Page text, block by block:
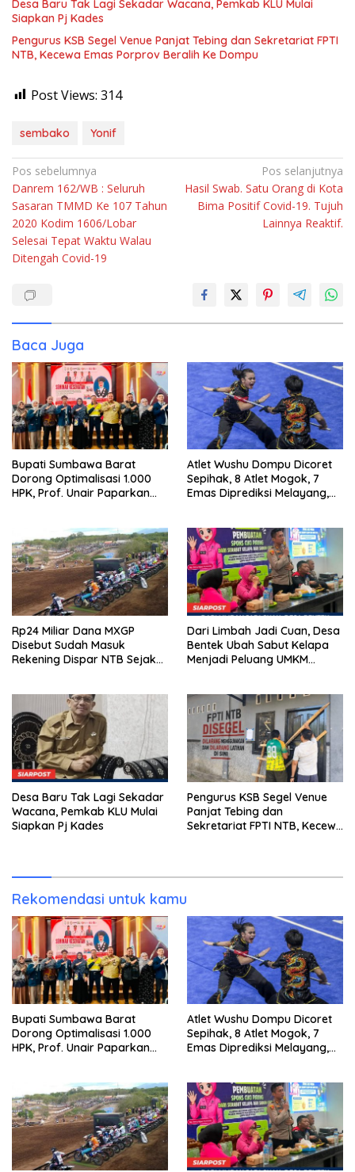
Desa Baru Tak Lagi Sekadar Wacana, Pemkab KLU Mulai
Siapkan Pj Kades
Pengurus KSB Segel Venue Panjat Tebing dan Sekretariat FPTI
NTB, Kecewa Emas Porprov Beralih Ke Dompu
Post Views: 314
sembako Yonif
Navigasi
pos
Pos sebelumnya
Danrem 162/WB : Seluruh
Sasaran TMMD Ke 107 Tahun
2020 Kodim 1606/Lobar
Selesai Tepat Waktu Walau
Ditengah Covid-19
Pos selanjutnya
Hasil Swab. Satu Orang di Kota
Bima Positif Covid-19. Tujuh
Lainnya Reaktif.
Baca Juga
Bupati Sumbawa Barat
Dorong Optimalisasi 1.000
HPK, Prof. Unair Paparkan
Atlet Wushu Dompu Dicoret
Sepihak, 8 Atlet Mogok, 7
Emas Diprediksi Melayang,
Rp24 Miliar Dana MXGP
Disebut Sudah Masuk
Rekening Dispar NTB Sejak
Dari Limbah Jadi Cuan, Desa
Bentek Ubah Sabut Kelapa
Menjadi Peluang UMKM
Desa Baru Tak Lagi Sekadar
Wacana, Pemkab KLU Mulai
Siapkan Pj Kades
Pengurus KSB Segel Venue
Panjat Tebing dan
Sekretariat FPTI NTB, Kecewa
Rekomendasi untuk kamu
Bupati Sumbawa Barat
Dorong Optimalisasi 1.000
HPK, Prof. Unair Paparkan
Atlet Wushu Dompu Dicoret
Sepihak, 8 Atlet Mogok, 7
Emas Diprediksi Melayang,